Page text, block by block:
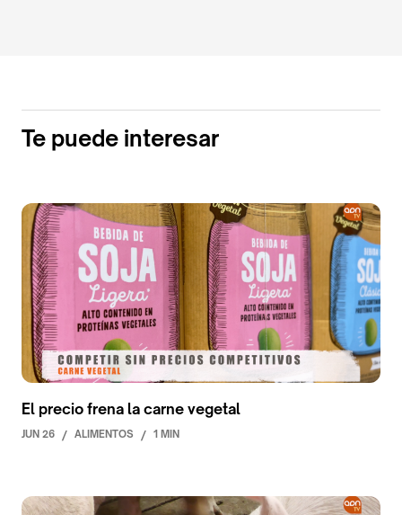
Te puede interesar
El precio frena la carne vegetal
JUN 26 / ALIMENTOS / 1 MIN